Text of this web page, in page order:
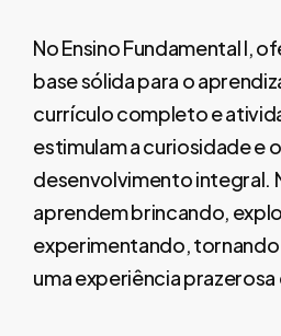
No Ensino Fundamental I,
base sólida para o
currículo completo e
estimulam a curiosidade e o
desenvolvimento integral.
aprendem brincando,
experimentando,
uma experiência